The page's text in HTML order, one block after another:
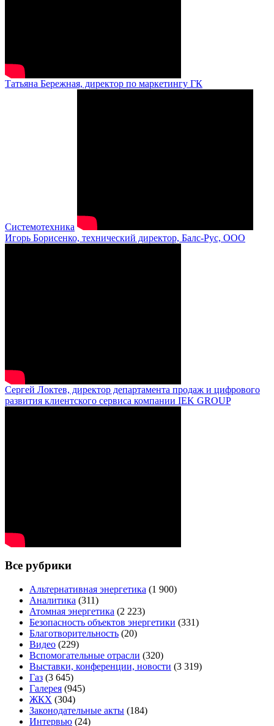
Татьяна Бережная, директор по маркетингу ГК
Системотехника
Игорь Борисенко, технический директор, Балс-Рус, ООО
Сергей Локтев, директор департамента продаж и цифрового
развития клиентского сервиса компании IEK GROUP
Все рубрики
Альтернативная энергетика (1 900)
Аналитика (311)
Атомная энергетика (2 223)
Безопасность объектов энергетики (331)
Благотворительность (20)
Видео (229)
Вспомогательные отрасли (320)
Выставки, конференции, новости (3 319)
Газ (3 645)
Галерея (945)
ЖКХ (304)
Законодательные акты (184)
Интервью (24)